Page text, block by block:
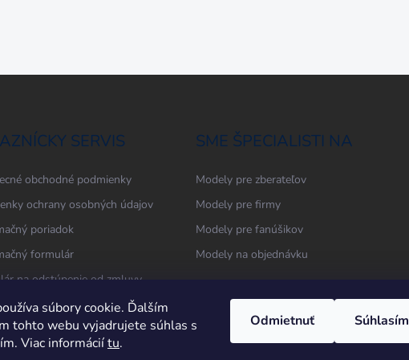
súbory cookie. Ďalším
tohto webu vyjadrujete súhlas s
Viac informáciítu.
Odmietnuť Súhlasím
SERVIS
obchodné podmienky
ochrany osobných údajov
poriadok
formulár
na odstúpenie od zmluvy
SME ŠPECIALISTI NA
Modely pre zberateľov
Modely pre firmy
Modely pre fanúšikov
Modely na objednávku